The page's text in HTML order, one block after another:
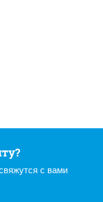
с вами